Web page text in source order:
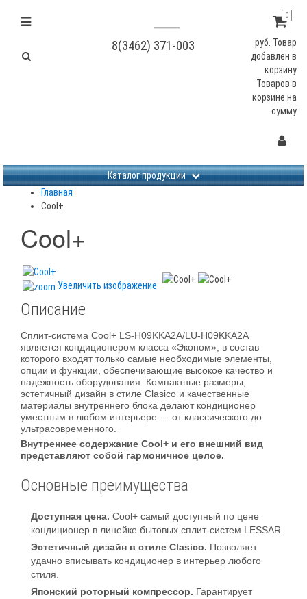
8(3462) 371-003
0
руб. Товар
добавлен в
корзину
Товаров в
корзине на
сумму
Не заданы изображения Каталог продукции
Главная
Cool+
Cool+
Увеличить изображение
Описание
Сплит-система Cool+ LS-H09KKA2A/LU-H09KKA2A
является кондиционером класса «Эконом», в состав
которого входят только самые необходимые элементы,
опции и функции, обеспечивающие высокое качество и
надежность оборудования. Компактные размеры,
эстетичный дизайн в стиле Clasico и качественные
материалы внутреннего блока делают кондиционер
уместным в любом интерьере — от классического до
ультрасовременного.
Внутреннее содержание Cool+ и его внешний вид
представляют собой гармоничное целое.
Основные преимущества
Доступная цена. Cool+ самый доступный по цене
кондиционер в линейке бытовых сплит-систем LESSAR.
Эстетичный дизайн в стиле Clasico. Позволяет
удачно вписывать кондиционер в интерьер любого
стиля.
Японский роторный компрессор. Гарантирует